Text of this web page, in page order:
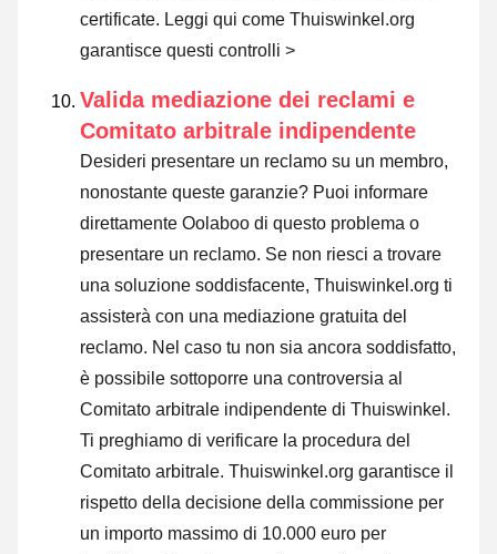
certificate. Leggi qui come Thuiswinkel.org
garantisce questi controlli >
Valida mediazione dei reclami e
Comitato arbitrale indipendente
Desideri presentare un reclamo su un membro,
nonostante queste garanzie? Puoi informare
direttamente Oolaboo di questo problema o
presentare un reclamo. Se non riesci a trovare
una soluzione soddisfacente, Thuiswinkel.org ti
assisterà con una mediazione gratuita del
reclamo. Nel caso tu non sia ancora soddisfatto,
è possibile sottoporre una controversia al
Comitato arbitrale indipendente di Thuiswinkel.
Ti preghiamo di verificare la procedura del
Comitato arbitrale. Thuiswinkel.org garantisce il
rispetto della decisione della commissione per
un importo massimo di 10.000 euro per